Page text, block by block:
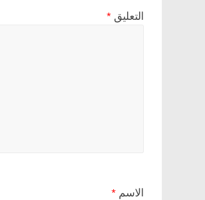
التعليق *
الاسم *